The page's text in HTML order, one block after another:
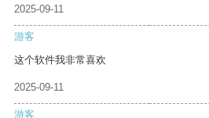
2025-09-11
游客
这个软件我非常喜欢
2025-09-11
游客